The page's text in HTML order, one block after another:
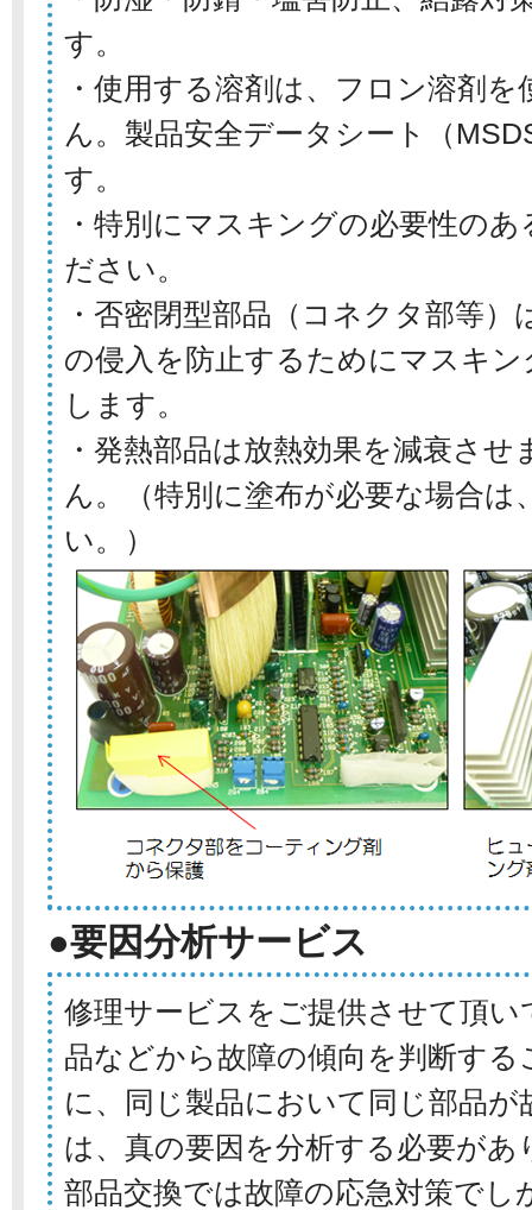
す。
・使用する溶剤は、フロン溶剤
ん。製品安全データシート（
す。
・特別にマスキングの必要性の
ださい。
・否密閉型部品（コネクタ部等
の侵入を防止するためにマスキ
します。
・発熱部品は放熱効果を減衰さ
ん。（特別に塗布が必要な場合は
い。）
●要因分析サービス
修理サービスをご提供させて頂い
品などから故障の傾向を判断する
に、同じ製品において同じ部品
は、真の要因を分析する必要があ
部品交換では故障の応急対策でし